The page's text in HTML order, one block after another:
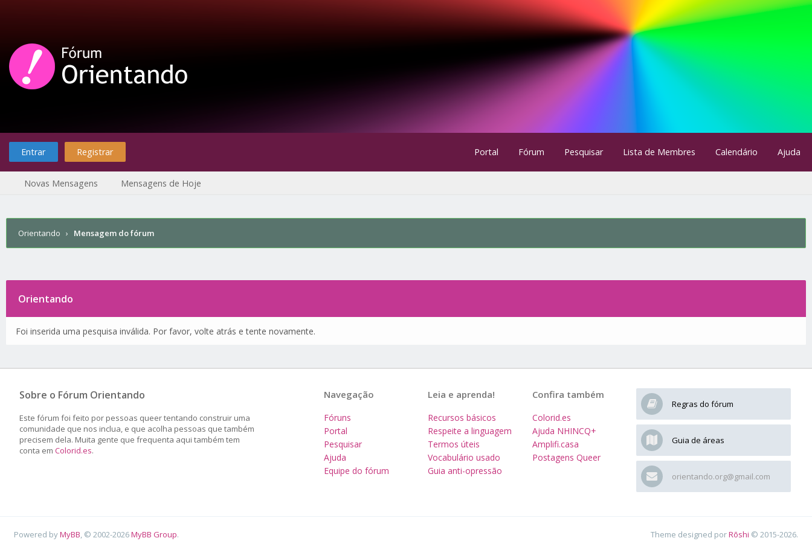
Entrar Registrar Portal Fórum Pesquisar Lista de Membres Calendário Ajuda
Novas Mensagens Mensagens de Hoje
Orientando › Mensagem do fórum
Orientando
Foi inserida uma pesquisa inválida. Por favor, volte atrás e tente novamente.
Sobre o Fórum Orientando
Este fórum foi feito por pessoas queer tentando construir uma
comunidade que nos inclua, e que acolha pessoas que também
precisem dela. Muita gente que frequenta aqui também tem
conta em Colorid.es.
Regras do fórum
Guia de áreas
orientando.org@gmail.com
Confira também
Colorid.es
Ajuda NHINCQ+
Amplifi.casa
Postagens Queer
Leia e aprenda!
Recursos básicos
Respeite a linguagem
Termos úteis
Vocabulário usado
Guia anti-opressão
Navegação
Fóruns
Portal
Pesquisar
Ajuda
Equipe do fórum
Powered byMyBB , © 2002-2026MyBB Group. Theme designed porRōshi © 2015-2026.